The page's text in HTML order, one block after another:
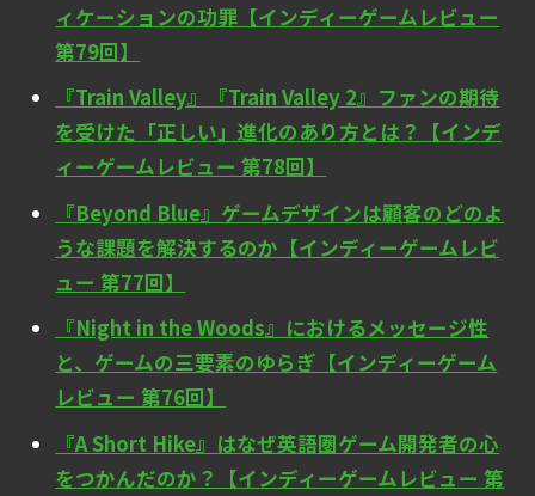
ィケーションの功罪【インディーゲームレビュー
第79回】
『Train Valley』『Train Valley 2』ファンの期待
を受けた「正しい」進化のあり方とは？【インデ
ィーゲームレビュー 第78回】
『Beyond Blue』ゲームデザインは顧客のどのよ
うな課題を解決するのか【インディーゲームレビ
ュー 第77回】
『Night in the Woods』におけるメッセージ性
と、ゲームの三要素のゆらぎ【インディーゲーム
レビュー 第76回】
『A Short Hike』はなぜ英語圏ゲーム開発者の心
をつかんだのか？【インディーゲームレビュー 第